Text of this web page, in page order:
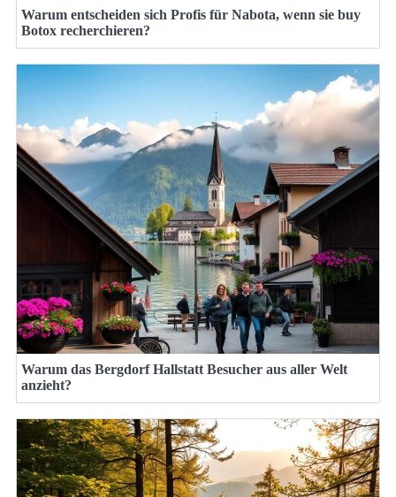
Warum entscheiden sich Profis für Nabota, wenn sie buy
Botox recherchieren?
Warum das Bergdorf Hallstatt Besucher aus aller Welt
anzieht?